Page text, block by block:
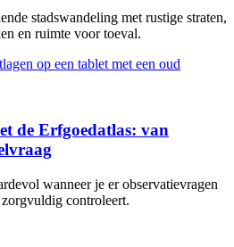
stadswandeling met rustige straten,
en ruimte voor toeval.
de Erfgoedatlas: van
wanneer je er observatievragen
controleert.